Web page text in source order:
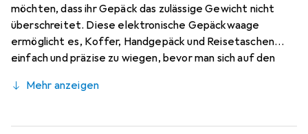
möchten, dass ihr Gepäck das zulässige Gewicht nicht
überschreitet. Diese elektronische Gepäckwaage
ermöglicht es, Koffer, Handgepäck und Reisetaschen
einfach und präzise zu wiegen, bevor man sich auf den
Display und einer ergonomischen T-Form ist die
benutzerfreundlich. Die robuste Konstruktion mit einem
Mehr anzeigen